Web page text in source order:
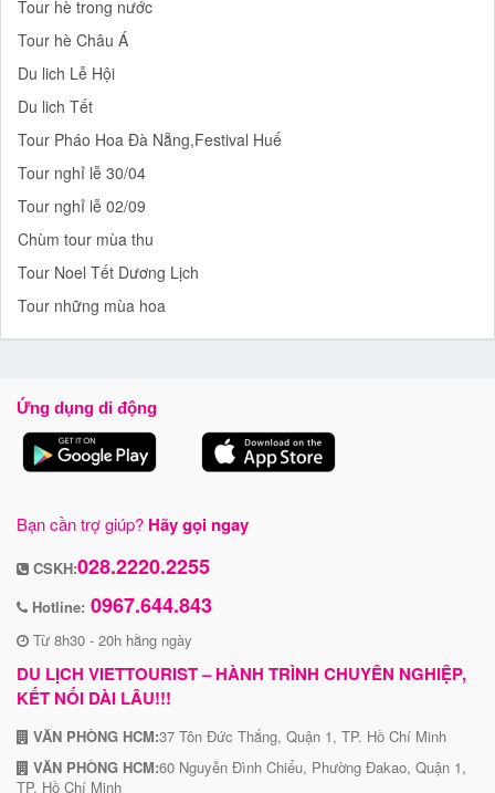
Tour hè trong nước
Tour hè Châu Á
Du lich Lễ Hội
Du lich Tết
Tour Pháo Hoa Đà Nẵng,Festival Huế
Tour nghỉ lễ 30/04
Tour nghỉ lễ 02/09
Chùm tour mùa thu
Tour Noel Tết Dương Lịch
Tour những mùa hoa
Ứng dụng di động
Bạn cần trợ giúp? Hãy gọi ngay
CSKH:028.2220.2255
Hotline: 0967.644.843
Từ 8h30 - 20h hằng ngày
DU LỊCH VIETTOURIST – HÀNH TRÌNH CHUYÊN NGHIỆP,
KẾT NỐI DÀI LÂU!!!
VĂN PHÒNG HCM:37 Tôn Đức Thắng, Quận 1, TP. Hồ Chí Minh
VĂN PHÒNG HCM:60 Nguyễn Đình Chiểu, Phường Đakao, Quận 1,
TP. Hồ Chí Minh